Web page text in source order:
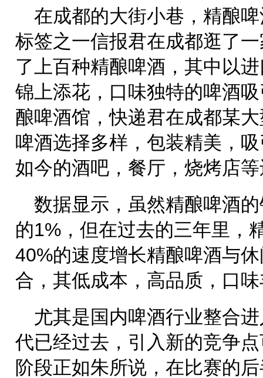
在成都的大街小巷，精酿
标签之一信报君在成都逛了
了上百种精酿啤酒，其中以
锦上添花，口味独特的啤酒
酿啤酒馆，快递君在成都某
啤酒选择多样，包装精美，
如今的酒吧，餐厅，烧烤店
数据显示，虽然精酿啤酒
的1%，但在过去的三年里，
40%的速度增长精酿啤酒与
合，其低成本，高品质，口
尤其是国内啤酒行业整合
代已经过去，引入新的竞争
阶段正如朱所说，在比赛的